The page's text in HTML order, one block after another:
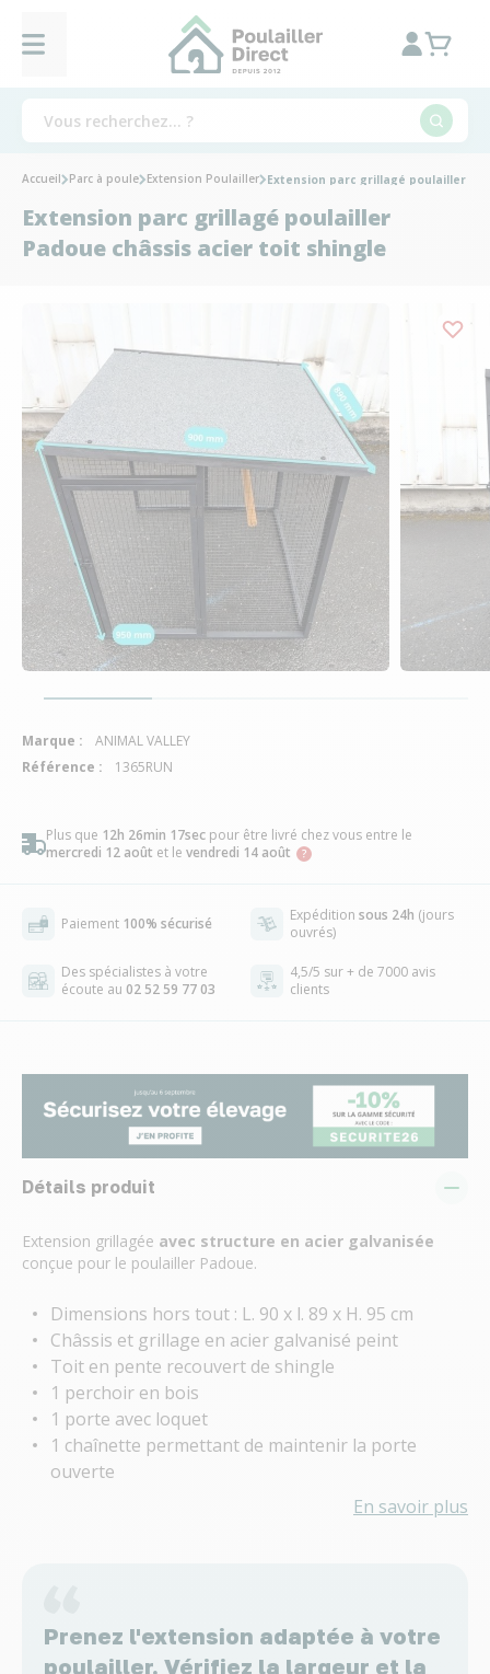
Plus que 12h 26min 16sec pour être livré chez vous entre le
mercredi 12 août et le vendredi 14 août
Paiement 100% sécurisé Expédition sous 24h (jours
ouvrés)
Des spécialistes à votre
écoute au 02 52 59 77 03
4,5/5 sur + de 7000 avis
clients
Détails produit
Extension grillagée avec structure en acier galvanisée
conçue pour le poulailler Padoue.
Dimensions hors tout : L. 90 x l. 89 x H. 95 cm
Châssis et grillage en acier galvanisé peint
Toit en pente recouvert de shingle
1 perchoir en bois
1 porte avec loquet
1 chaînette permettant de maintenir la porte
ouverte
En savoir plus
Prenez l'extension adaptée à votre
poulailler. Vérifiez la largeur et la
Accueil Parc à poule Extension Poulailler Extension parc grillagé poulailler
Extension parc grillagé poulailler
Padoue châssis acier toit shingle
Marque :
ANIMAL VALLEY
Référence :
1365RUN